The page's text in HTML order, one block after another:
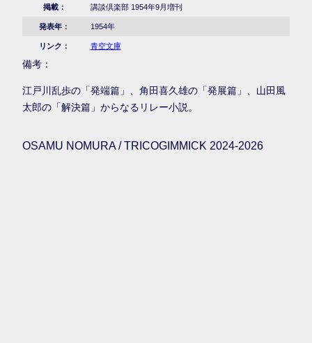
掲載： 講談倶楽部 1954年9月増刊
発表年： 1954年
リンク： 青空文庫
備考：
江戸川乱歩の「発端篇」、角田喜久雄の「発展篇」、山田風
太郎の「解決篇」からなるリレー小説。
OSAMU NOMURA / TRICOGIMMICK 2024-2026